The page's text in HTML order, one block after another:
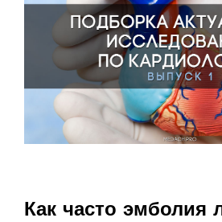
Как часто эмболия